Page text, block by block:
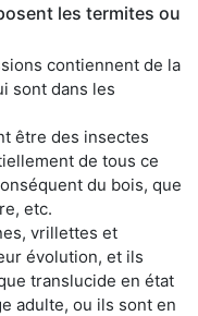
les termites ou
contiennent de la
sont dans les
être des insectes
de tous ce
du bois, que
etc.
vrillettes et
évolution, et ils
translucide en état
adulte, ou ils sont en